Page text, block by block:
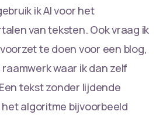
ik AI voor het
van teksten. Ook vraag ik
te doen voor een blog,
waar ik dan zelf
tekst zonder lijdende
algoritme bijvoorbeeld